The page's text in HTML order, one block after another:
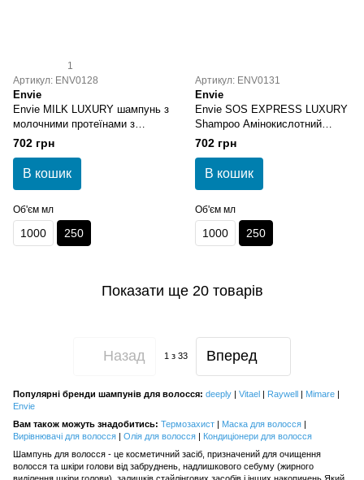
1
Артикул: ENV0128
Envie
Envie MILK LUXURY шампунь з
молочними протеїнами з
кислим ph 250 мл
702 грн
В кошик
Об'єм мл
1000 250
Артикул: ENV0131
Envie
Envie SOS EXPRESS LUXURY
Shampoo Амінокислотний
шампунь 250 мл
702 грн
В кошик
Об'єм мл
1000 250
Показати ще 20 товарів
Назад 1 з 33 Вперед
Популярні бренди шампунів для волосся: deeply | Vitael | Raywell | Mimare |
Envie
Вам також можуть знадобитись: Термозахист | Маска для волосся |
Вирівнювачі для волосся | Олія для волосся | Кондиціонери для волосся
Шампунь для волосся - це косметичний засіб, призначений для очищення
волосся та шкіри голови від забруднень, надлишкового себуму (жирного